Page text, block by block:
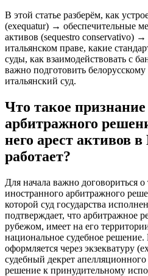
В этой статье разберём, как
(exequatur) → обеспечительные
активов (sequestro conservativo)
итальянском праве, какие
суды, как взаимодействовать с
важно подготовить
итальянский суд.
Что такое
арбитражного
него арест активов
работает?
Для начала важно договориться
иностранного арбитражного
которой суд государства
подтверждает, что арбитражное
рубежом, имеет на его
национальное судебное решение.
оформляется через экзекватуру
судебный декрет
решение к принудительному